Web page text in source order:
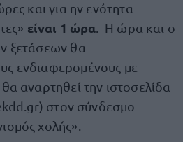
και για ην ενότητα
είναι 1 ώρα . Η ώρα και ο
ξετάσεων θα
ενδιαφερομένους με
αναρτηθεί την ιστοσελίδα
στον σύνδεσμο
χολής».